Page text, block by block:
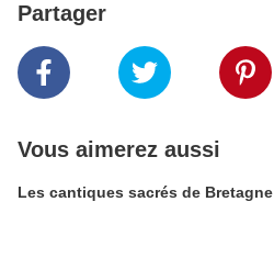
Partager
Vous aimerez aussi
Les cantiques sacrés de Bretagne